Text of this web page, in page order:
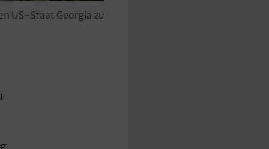
US-Staat Georgia zu